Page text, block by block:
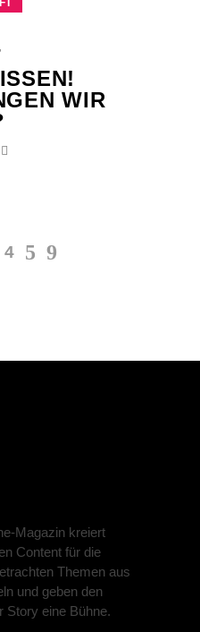
W
WIR A
4
Magazin kreiert
Content für die
Themen aus
und geben den
Story eine Bühne.